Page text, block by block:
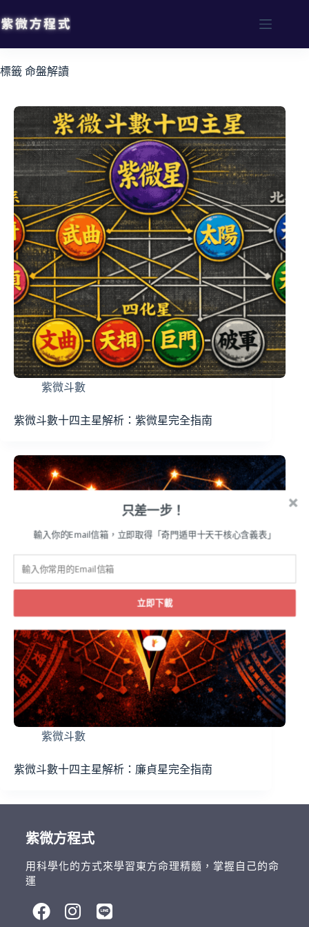
標籤 命盤解讀
紫微斗數
紫微斗數十四主星解析：紫微星完全指南
紫微斗數
紫微斗數十四主星解析：廉貞星完全指南
紫微方程式
用科學化的方式來學習東方命理精髓，掌握自己的命
運
只差一步！
輸入你的Email信箱，立即取得「奇門遁甲十天干核心含義表」
立即下載